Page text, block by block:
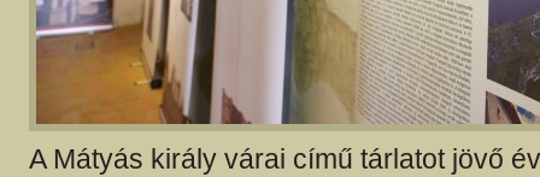
A Mátyás király várai című tárlatot jövő